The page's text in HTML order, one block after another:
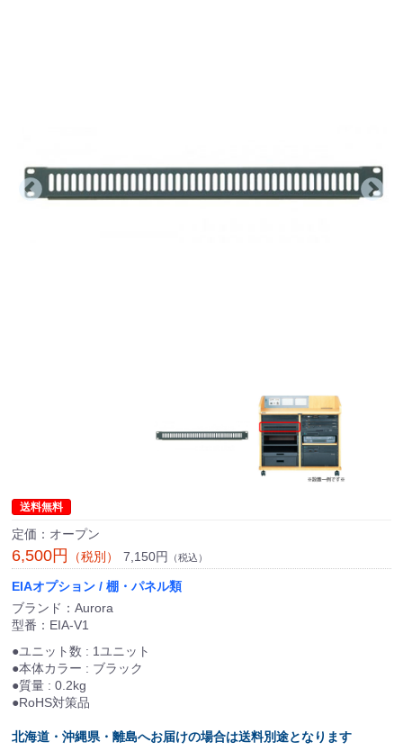
送料無料
定価：オープン
6,500円 （税別） 7,150円 （税込）
EIAオプション / 棚・パネル類
ブランド：Aurora
型番：EIA-V1
●ユニット数 : 1ユニット
●本体カラー : ブラック
●質量 : 0.2kg
●RoHS対策品
北海道・沖縄県・離島へお届けの場合は送料別途となります